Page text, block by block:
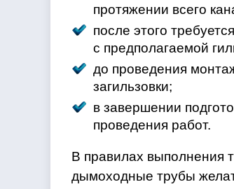
протяжении всего
после этого
с предполагаемой
до проведения
загильзовки;
в завершении
проведения работ.
В правилах выполнения
дымоходные трубы